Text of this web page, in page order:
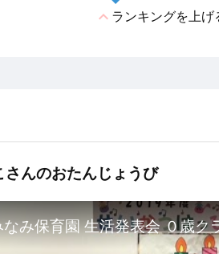
expand_lessランキングを上げ
さんのおたんじょうび
なみ保育園 生活発表会 ０歳ク